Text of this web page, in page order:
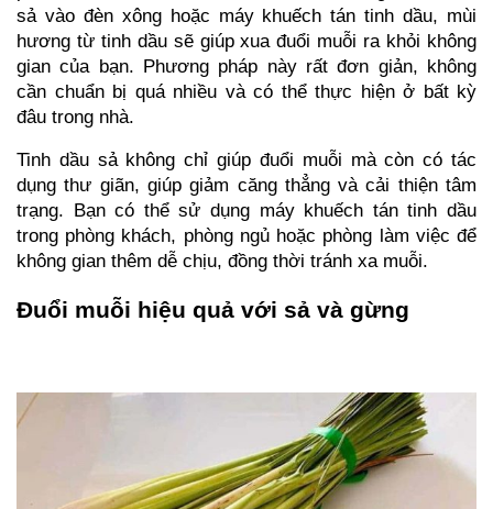
sả vào đèn xông hoặc máy khuếch tán tinh dầu, mùi
hương từ tinh dầu sẽ giúp xua đuổi muỗi ra khỏi không
gian của bạn. Phương pháp này rất đơn giản, không
cần chuẩn bị quá nhiều và có thể thực hiện ở bất kỳ
đâu trong nhà.
Tinh dầu sả không chỉ giúp đuổi muỗi mà còn có tác
dụng thư giãn, giúp giảm căng thẳng và cải thiện tâm
trạng. Bạn có thể sử dụng máy khuếch tán tinh dầu
trong phòng khách, phòng ngủ hoặc phòng làm việc để
không gian thêm dễ chịu, đồng thời tránh xa muỗi.
Đuổi muỗi hiệu quả với sả và gừng